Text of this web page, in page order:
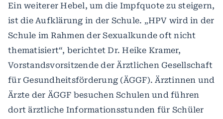
Ein weiterer Hebel, um die Impfquote zu steigern,
ist die Aufklärung in der Schule. „HPV wird in der
Schule im Rahmen der Sexualkunde oft nicht
thematisiert“, berichtet Dr. Heike Kramer,
Vorstandsvorsitzende der Ärztlichen Gesellschaft
für Gesundheitsförderung (ÄGGF). Ärztinnen und
Ärzte der ÄGGF besuchen Schulen und führen
dort ärztliche Informationsstunden für Schüler